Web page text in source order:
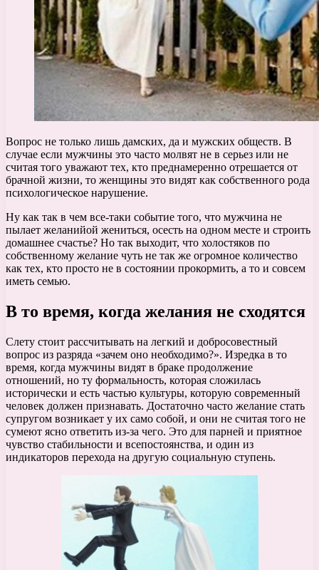
Вопрос не только лишь дамских, да и мужских обществ. В
случае если мужчины это часто молвят не в серьез или не
считая того уважают тех, кто преднамеренно отрешается от
брачной жизни, то женщины это видят как собственного рода
психологическое нарушение.
Ну как так в чем все-таки событие того, что мужчина не
пылает желанийой жениться, осесть на одном месте и строить
домашнее счастье? Но так выходит, что холостяков по
собственному желание чуть не так же огромное количество
как тех, кто просто не в состоянии прокормить, а то и совсем
иметь семью.
В то время, когда желания не сходятся
Слету стоит рассчитывать на легкий и добросовестный
вопрос из разряда «зачем оно необходимо?». Изредка в то
время, когда мужчины видят в браке продолжение
отношений, но ту формальность, которая сложилась
исторически и есть частью культуры, которую современный
человек должен признавать. Достаточно часто желание стать
супругом возникает у их само собой, и они не считая того не
сумеют ясно ответить из-за чего. Это для парней и приятное
чувство стабильности и всепостоянства, и один из
индикаторов перехода на другую социальную ступень.